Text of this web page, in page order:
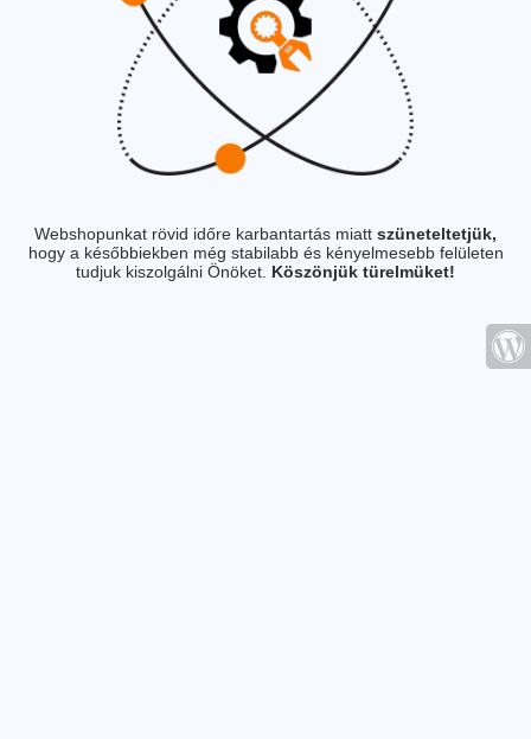
Webshopunkat rövid időre karbantartás miatt szüneteltetjük,
hogy a későbbiekben még stabilabb és kényelmesebb felületen
tudjuk kiszolgálni Önöket. Köszönjük türelmüket!